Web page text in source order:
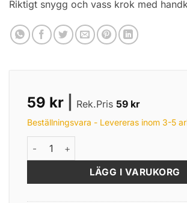
Riktigt snygg och vass krok med
59 kr Rek.Pris 59 kr
Beställningsvara - Levereras inom 3-5
Ryugi Feathered Treble Black mängd
LÄGG I VARUKORG